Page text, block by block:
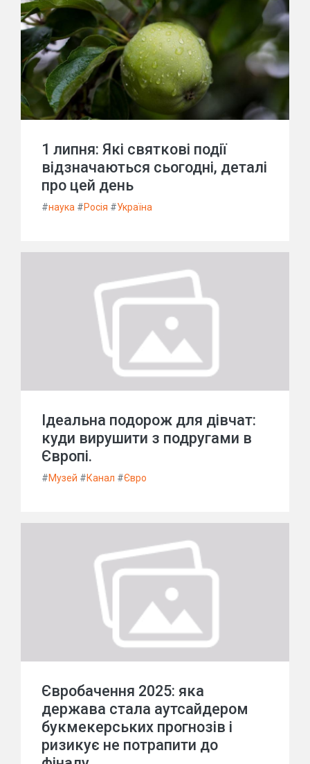
1 липня: Які святкові події
відзначаються сьогодні, деталі
про цей день
#наука #Росія #Україна
Ідеальна подорож для дівчат:
куди вирушити з подругами в
Європі.
#Музей #Канал #Євро
Євробачення 2025: яка
держава стала аутсайдером
букмекерських прогнозів і
ризикує не потрапити до